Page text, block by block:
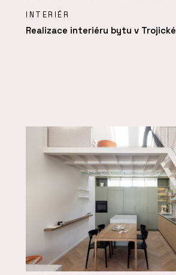
INTERIÉR
Realizace interiéru bytu v Trojické